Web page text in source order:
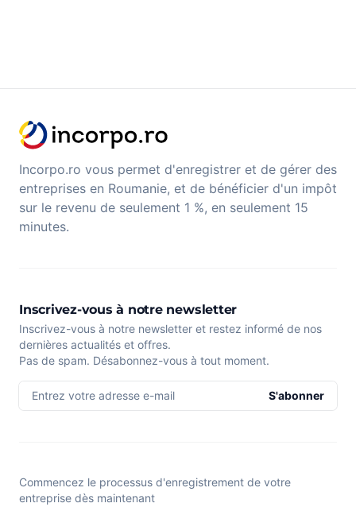
Incorpo.ro vous permet d'enregistrer et de gérer des
entreprises en Roumanie, et de bénéficier d'un impôt
sur le revenu de seulement 1 %, en seulement 15
minutes.
Inscrivez-vous à notre newsletter
Inscrivez-vous à notre newsletter et restez informé de nos
dernières actualités et offres.
Pas de spam. Désabonnez-vous à tout moment.
Entrez votre adresse e-mail S'abonner
Commencez le processus d'enregistrement de votre
entreprise dès maintenant